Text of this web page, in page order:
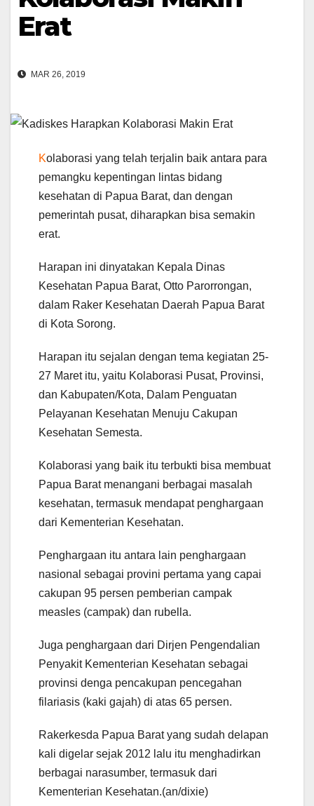
Erat
MAR 26, 2019
Kolaborasi yang telah terjalin baik antara para
pemangku kepentingan lintas bidang
kesehatan di Papua Barat, dan dengan
pemerintah pusat, diharapkan bisa semakin
erat.
Harapan ini dinyatakan Kepala Dinas
Kesehatan Papua Barat, Otto Parorrongan,
dalam Raker Kesehatan Daerah Papua Barat
di Kota Sorong.
Harapan itu sejalan dengan tema kegiatan 25-
27 Maret itu, yaitu Kolaborasi Pusat, Provinsi,
dan Kabupaten/Kota, Dalam Penguatan
Pelayanan Kesehatan Menuju Cakupan
Kesehatan Semesta.
Kolaborasi yang baik itu terbukti bisa membuat
Papua Barat menangani berbagai masalah
kesehatan, termasuk mendapat penghargaan
dari Kementerian Kesehatan.
Penghargaan itu antara lain penghargaan
nasional sebagai provini pertama yang capai
cakupan 95 persen pemberian campak
measles (campak) dan rubella.
Juga penghargaan dari Dirjen Pengendalian
Penyakit Kementerian Kesehatan sebagai
provinsi denga pencakupan pencegahan
filariasis (kaki gajah) di atas 65 persen.
Rakerkesda Papua Barat yang sudah delapan
kali digelar sejak 2012 lalu itu menghadirkan
berbagai narasumber, termasuk dari
Kementerian Kesehatan.(an/dixie)